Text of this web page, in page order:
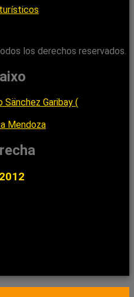
los derechos reservados.
Sänchez Garibay (
Mendoza